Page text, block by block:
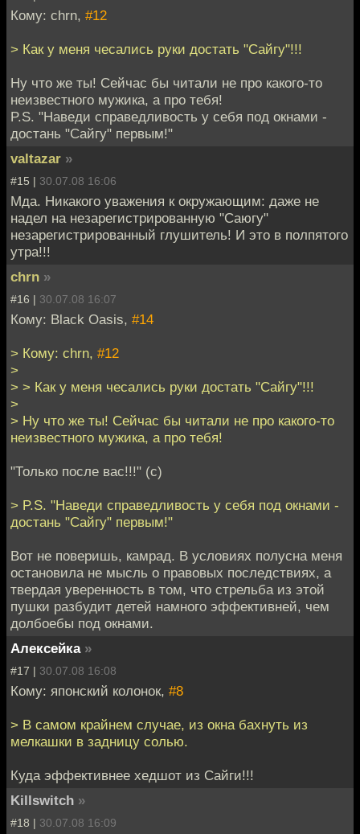
Кому: chrn, #12
> Как у меня чесались руки достать "Сайгу"!!!
Ну что же ты! Сейчас бы читали не про какого-то
неизвестного мужика, а про тебя!
P.S. "Наведи справедливость у себя под окнами -
достань "Сайгу" первым!"
valtazar »
#15 | 30.07.08 16:06
Мда. Никакого уважения к окружающим: даже не
надел на незарегистрированную "Саюгу"
незарегистрированный глушитель! И это в полпятого
утра!!!
chrn »
#16 | 30.07.08 16:07
Кому: Black Oasis, #14
> Кому: chrn, #12
>
> > Как у меня чесались руки достать "Сайгу"!!!
>
> Ну что же ты! Сейчас бы читали не про какого-то
неизвестного мужика, а про тебя!
"Только после вас!!!" (с)
> P.S. "Наведи справедливость у себя под окнами -
достань "Сайгу" первым!"
Вот не поверишь, камрад. В условиях полусна меня
остановила не мысль о правовых последствиях, а
твердая уверенность в том, что стрельба из этой
пушки разбудит детей намного эффективней, чем
долбоебы под окнами.
Алексейка »
#17 | 30.07.08 16:08
Кому: японский колонок, #8
> В самом крайнем случае, из окна бахнуть из
мелкашки в задницу солью.
Куда эффективнее хедшот из Сайги!!!
Killswitch »
#18 | 30.07.08 16:09